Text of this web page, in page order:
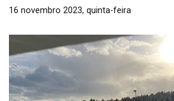
16 novembro 2023, quinta-feira